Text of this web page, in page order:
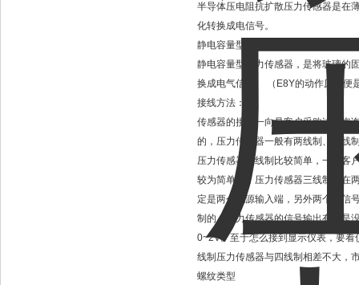
半导体压电阻抗扩散压力传感器是在
化转换成电信号。
静电容量型
静电容量型压力传感器，是将玻璃的
换成电气信号。 （E8Y的动作原理便
接线方法：
传感器的接线一向是客户采购过程咨
的，压力传感器一般有两线制、三线
压力传感器两线制比较简单，一般客
较为简单的，压力传感器三线制是在
定是两个电源输入端，另外两个是信
制的。压力传感器的信号输出有些是
0~2V。至于怎么接到显示仪表，要
线制压力传感器与四线制相差不大，
螺纹类型